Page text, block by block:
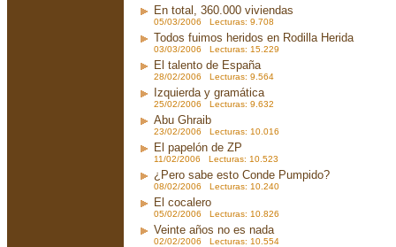
En total, 360.000 viviendas
05/03/2006 Lecturas: 9.708
Todos fuimos heridos en Rodilla Herida
03/03/2006 Lecturas: 15.229
El talento de España
28/02/2006 Lecturas: 9.564
Izquierda y gramática
25/02/2006 Lecturas: 9.632
Abu Ghraib
23/02/2006 Lecturas: 10.016
El papelón de ZP
11/02/2006 Lecturas: 10.523
¿Pero sabe esto Conde Pumpido?
08/02/2006 Lecturas: 10.240
El cocalero
05/02/2006 Lecturas: 10.826
Veinte años no es nada
02/02/2006 Lecturas: 10.554